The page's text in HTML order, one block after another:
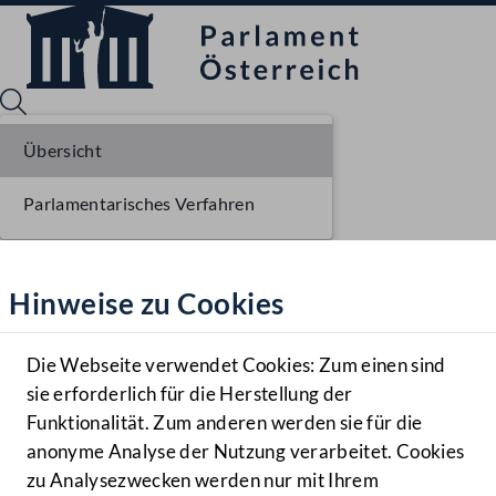
Hilfe
Benutzer
Navigationsmenü öffnen
MENÜ
Hinweise zu Cookies
Die Webseite verwendet Cookies: Zum einen sind
sie erforderlich für die Herstellung der
Funktionalität. Zum anderen werden sie für die
anonyme Analyse der Nutzung verarbeitet. Cookies
zu Analysezwecken werden nur mit Ihrem
Übersicht
Parlamentarisches Verfahren